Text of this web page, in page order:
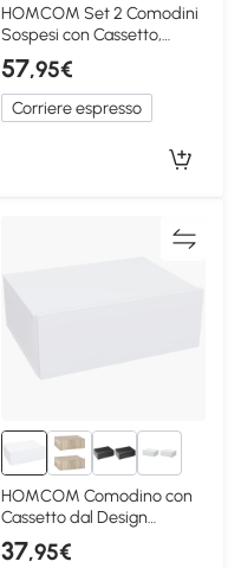
HOMCOM Set 2 Comodini
Sospesi con Cassetto,
Bianco
57,95€
Corriere espresso
1+
HOMCOM Comodino con
Cassetto dal Design
Sospeso in Legno Bianco
37,95€